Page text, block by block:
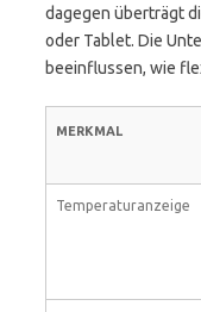
dagegen überträgt
oder Tablet. Die
beeinflussen, wie
MERKMAL
Temperaturanzeige